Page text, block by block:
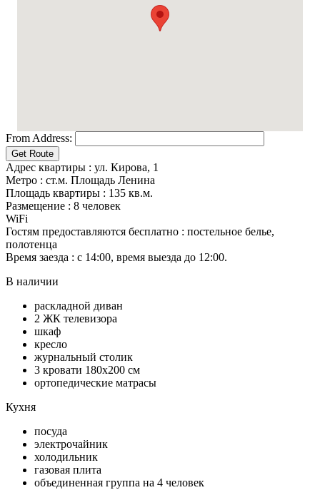
From Address:
Адрес квартиры : ул. Кирова, 1
Метро : ст.м. Площадь Ленина
Площадь квартиры : 135 кв.м.
Размещение : 8 человек
WiFi
Гостям предоставляются бесплатно : постельное белье,
полотенца
Время заезда : с 14:00, время выезда до 12:00.
В наличии
раскладной диван
2 ЖК телевизора
шкаф
кресло
журнальный столик
3 кровати 180х200 см
ортопедические матрасы
Кухня
посуда
электрочайник
холодильник
газовая плита
объединенная группа на 4 человек